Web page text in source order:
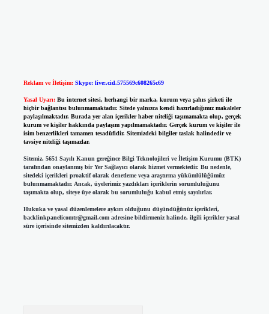
Reklam ve İletişim: Skype: live:.cid.575569c608265c69
Yasal Uyarı: Bu internet sitesi, herhangi bir marka, kurum veya şahıs şirketi ile
hiçbir bağlantısı bulunmamaktadır. Sitede yalnızca kendi hazırladığımız makaleler
paylaşılmaktadır. Burada yer alan içerikler haber niteliği taşımamakta olup, gerçek
kurum ve kişiler hakkında paylaşım yapılmamaktadır. Gerçek kurum ve kişiler ile
isim benzerlikleri tamamen tesadüfidir. Sitemizdeki bilgiler taslak halindedir ve
tavsiye niteliği taşımazlar.
Sitemiz, 5651 Sayılı Kanun gereğince Bilgi Teknolojileri ve İletişim Kurumu (BTK)
tarafından onaylanmış bir Yer Sağlayıcı olarak hizmet vermektedir. Bu nedenle,
sitedeki içerikleri proaktif olarak denetleme veya araştırma yükümlülüğümüz
bulunmamaktadır. Ancak, üyelerimiz yazdıkları içeriklerin sorumluluğunu
taşımakta olup, siteye üye olarak bu sorumluluğu kabul etmiş sayılırlar.
Hukuka ve yasal düzenlemelere aykırı olduğunu düşündüğünüz içerikleri,
backlinkpanelicomtr@gmail.comadresine bildirmeniz halinde, ilgili içerikler yasal
süre içerisinde sitemizden kaldırılacaktır.